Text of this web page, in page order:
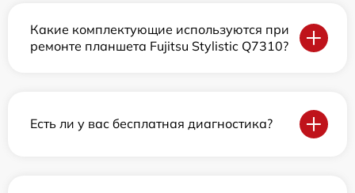
Какие комплектующие используются при
ремонте планшета Fujitsu Stylistic Q7310?
Есть ли у вас бесплатная диагностика?